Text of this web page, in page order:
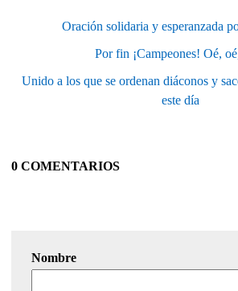
Oración solidaria y esperanzada
Por fin ¡Campeones! Oé,
Unido a los que se ordenan diáconos y
este día
0 COMENTARIOS
Nombre